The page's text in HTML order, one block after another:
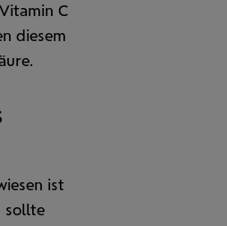
C
diesem
ist
sollte